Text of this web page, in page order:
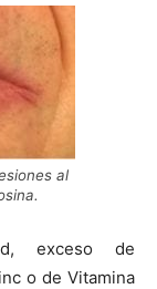
al
exceso de
o de Vitamina